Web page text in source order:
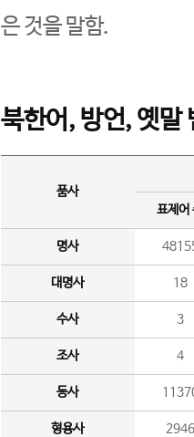
은 것을 말함.
북한어, 방언, 옛말
품사
표제어
명사
대명사 18
수사 3
조사 4
동사
형용사 2946